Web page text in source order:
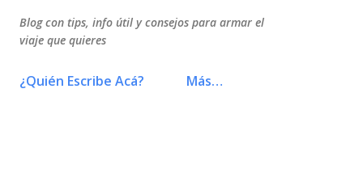
Blog con tips, info útil y consejos para armar el
viaje que quieres
¿Quién Escribe Acá? Más…